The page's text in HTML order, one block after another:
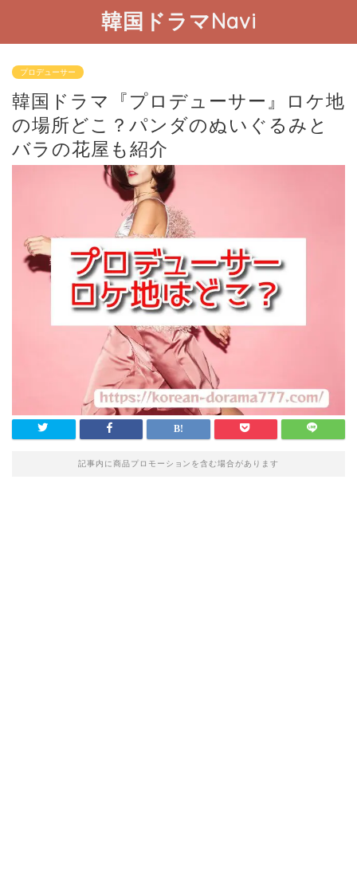
韓国ドラマNavi
プロデューサー
韓国ドラマ『プロデューサー』ロケ地
の場所どこ？パンダのぬいぐるみと
バラの花屋も紹介
記事内に商品プロモーションを含む場合があります